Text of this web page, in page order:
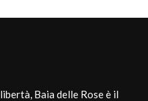
Baia delle Rose è il